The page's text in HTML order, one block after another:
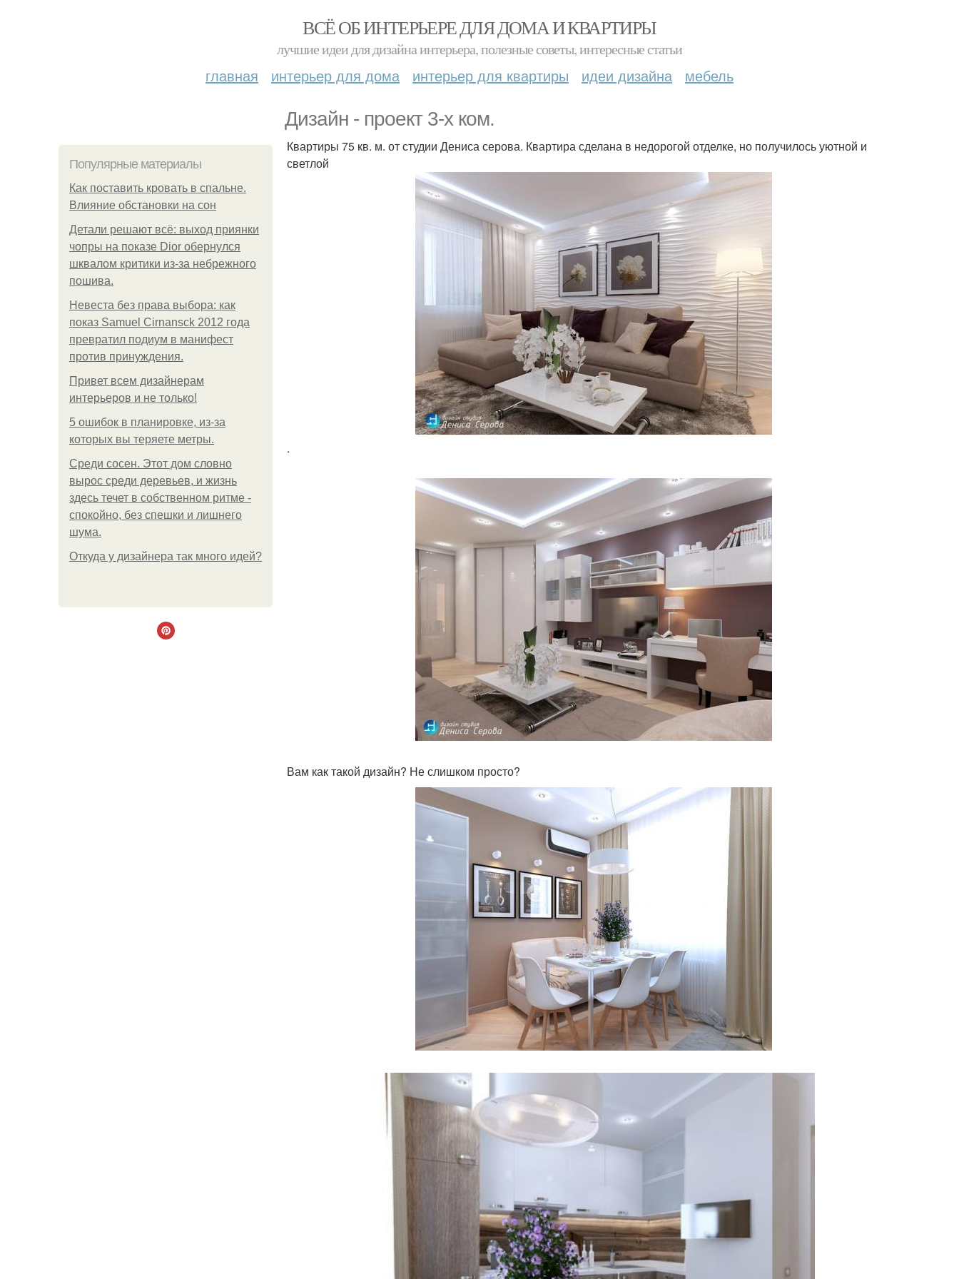
ВСЁ ОБ ИНТЕРЬЕРЕ ДЛЯ ДОМА И КВАРТИРЫ
лучшие идеи для дизайна интерьера, полезные советы, интересные статьи
главная интерьер для дома интерьер для квартиры идеи дизайна мебель
Дизайн - проект 3-х ком.
Популярные материалы
Как поставить кровать в спальне.
Влияние обстановки на сон
Детали решают всё: выход приянки
чопры на показе Dior обернулся
шквалом критики из-за небрежного
пошива.
Невеста без права выбора: как
показ Samuel Cirnansck 2012 года
превратил подиум в манифест
против принуждения.
Привет всем дизайнерам
интерьеров и не только!
5 ошибок в планировке, из-за
которых вы теряете метры.
Среди сосен. Этот дом словно
вырос среди деревьев, и жизнь
здесь течет в собственном ритме -
спокойно, без спешки и лишнего
шума.
Откуда у дизайнера так много идей?
Квартиры 75 кв. м. от студии Дениса серова. Квартира сделана в недорогой отделке, но получилось уютной и
светлой
.
Вам как такой дизайн? Не слишком просто?